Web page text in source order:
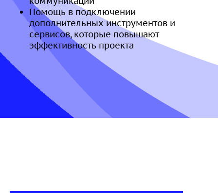
Помощь в подключении
дополнительных инструментов и
сервисов, которые повышают
эффективность проекта